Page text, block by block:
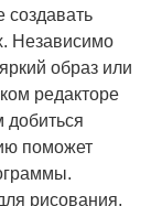
создавать
Независимо
образ или
редакторе
добиться
поможет
рисования,